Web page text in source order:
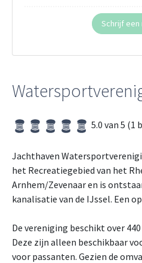
Schrijf
5.0 van 5 (1
Jachthaven
het Recreatiegebied van het
Arnhem/Zevenaar en is
kanalisatie van de IJssel. Een
De vereniging beschikt over
Deze zijn alleen beschikbaar
voor passanten. Gezien de